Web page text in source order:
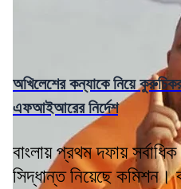
অখিলেশের কন্যাকে নিয়ে
এফআইআরের নির্দেশ
বাংলায় প্রথম দফায়
সিদ্ধান্ত নিয়েছে কমিশন।